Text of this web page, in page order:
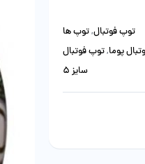
توپ فوتبال,توپ ها
پوما,توپ فوتبال
سایز 5